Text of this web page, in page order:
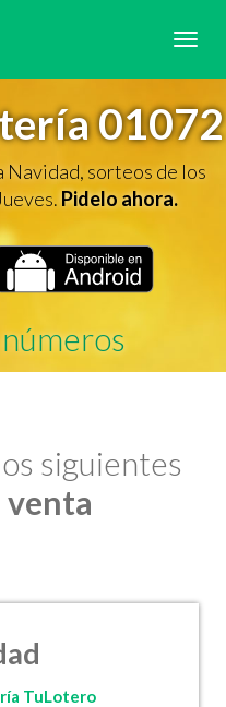
01072
Navidad, sorteos de los
Pidelo ahora.
siguientes
venta
TuLotero